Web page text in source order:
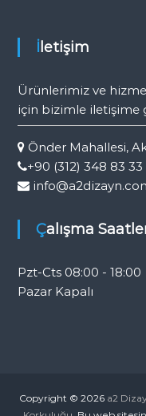
İletişim
Ürünlerimiz ve
için bizimle iletişime
Önder Mahallesi,
+90 (312) 348 83 33
Çalışma
Pzt-Cts 08:00 - 18:00
Pazar Kapalı
Copyright © 2026 a2